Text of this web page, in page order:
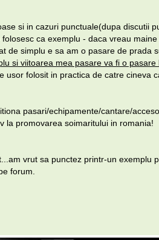
si in cazuri punctuale(dupa discutii
ca exemplu - daca vreau
de simplu e sa am o pasare de prada
si viitoarea mea pasare va fi o pasare
usor folosit in practica de catre cineva
pasari/echipamente/cantare/
la promovarea soimaritului in romania!
vrut sa punctez printr-un exemplu
forum.